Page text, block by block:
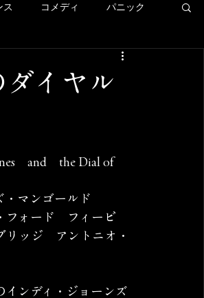
ス コメディ パニック
イヤル
　and　the Dial of
・マンゴールド
フォード　フィービ
ッジ　アントニオ・
インディ・ジョーンズ